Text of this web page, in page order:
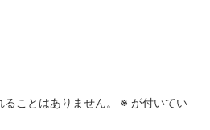
ことはありません。 ※ が付いてい